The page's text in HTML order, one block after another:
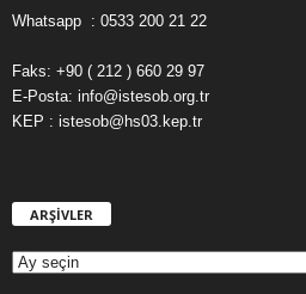
Whatsapp : 0533 200 21 22
Faks: +90 ( 212 ) 660 29 97
E-Posta: info@istesob.org.tr
KEP : istesob@hs03.kep.tr
ARŞİVLER